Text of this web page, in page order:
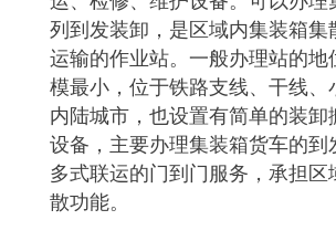
列到发装卸，是区域内集装箱集
运输的作业站。一般办理站的地
模最小，位于铁路支线、干线、
内陆城市，也设置有简单的装卸
设备，主要办理集装箱货车的到
多式联运的门到门服务，承担区
散功能。